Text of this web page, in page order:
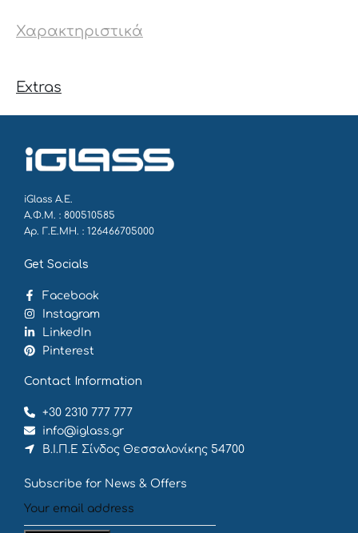
Χαρακτηριστικά
Extras
iGlass Α.Ε.
Α.Φ.Μ. : 800510585
Αρ. Γ.Ε.ΜΗ. : 126466705000
Get Socials
Facebook
Instagram
LinkedIn
Pinterest
Contact Information
+30 2310 777 777
info@iglass.gr
Β.Ι.Π.Ε Σίνδος Θεσσαλονίκης 54700
Subscribe for News & Offers